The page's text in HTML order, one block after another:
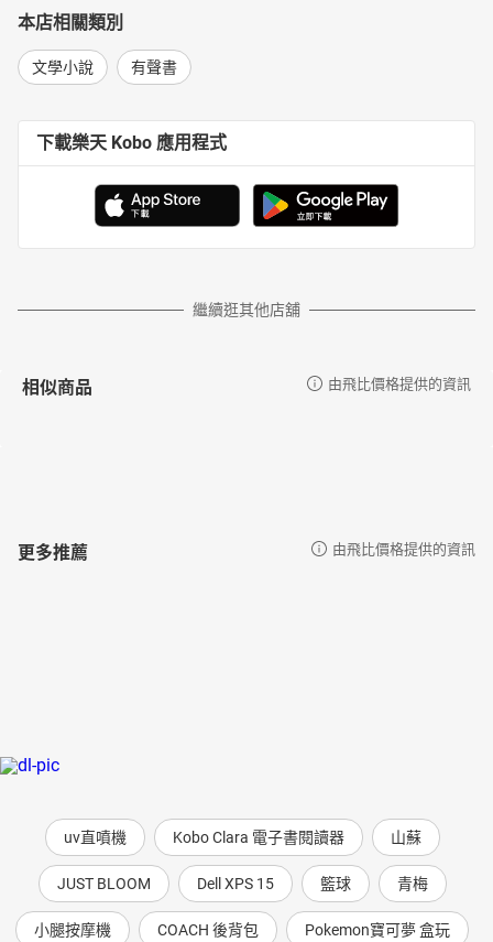
本店相關類別
文學小說 有聲書
下載樂天 Kobo 應用程式
繼續逛其他店舖
相似商品 由飛比價格提供的資訊
更多推薦 由飛比價格提供的資訊
uv直噴機 Kobo Clara 電子書閱讀器 山蘇
JUST BLOOM Dell XPS 15 籃球 青梅
小腿按摩機 COACH 後背包 Pokemon寶可夢 盒玩